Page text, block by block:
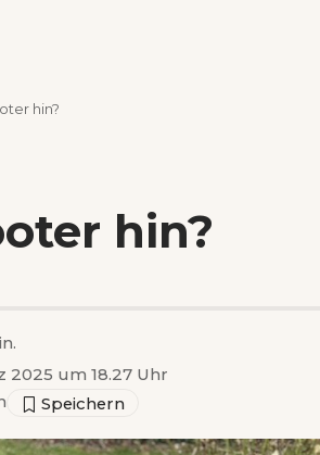
hin?
hin?
2025 um 18.27 Uhr